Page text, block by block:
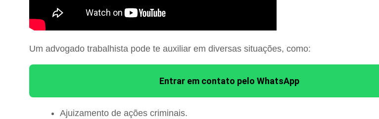
Um advogado trabalhista pode te auxiliar em diversas situações, como:
Entrar em contato pelo WhatsApp
Ajuizamento de ações criminais.